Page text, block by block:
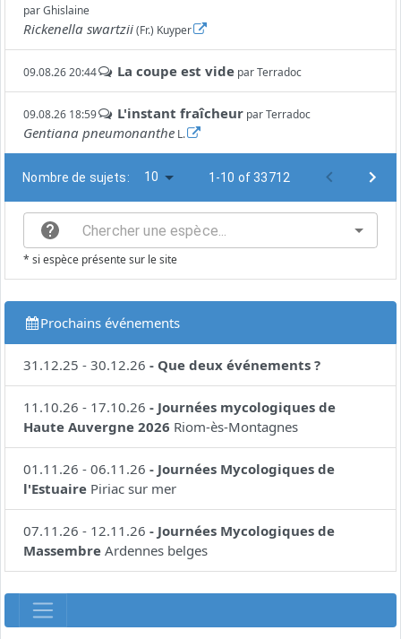
parGhislaine
Rickenella swartzii(Fr.) Kuyper
09.08.26 20:44 La coupe est vide parTerradoc
09.08.26 18:59 L'instant fraîcheur parTerradoc
Gentiana pneumonanthe L.
Nombre de sujets: 10 1-10 of 33712
* si espèce présente sur le site
Prochains événements
31.12.25 - 30.12.26 - Que deux événements ?
11.10.26 - 17.10.26 - Journées mycologiques de
Haute Auvergne 2026 Riom-ès-Montagnes
01.11.26 - 06.11.26 - Journées Mycologiques de
l'Estuaire Piriac sur mer
07.11.26 - 12.11.26 - Journées Mycologiques de
Massembre Ardennes belges